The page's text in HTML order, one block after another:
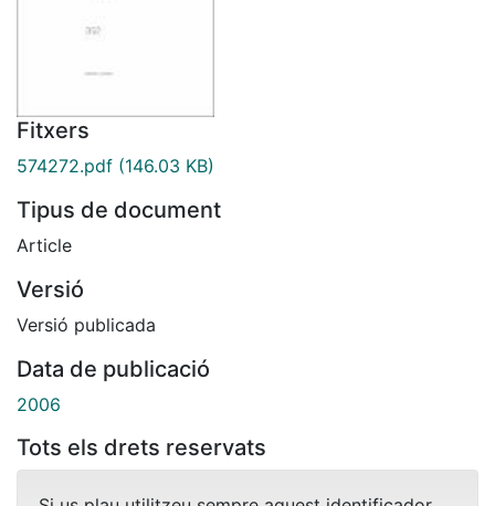
Fitxers
574272.pdf (146.03 KB)
Tipus de document
Article
Versió
Versió publicada
Data de publicació
2006
Tots els drets reservats